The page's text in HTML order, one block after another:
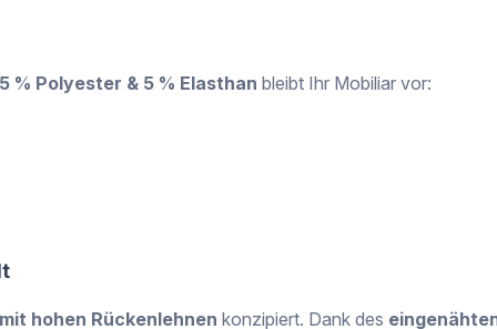
% Polyester & 5 % Elasthan bleibt Ihr Mobiliar vor:
hohen Rückenlehnen konzipiert. Dank des